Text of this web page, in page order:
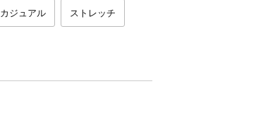
カジュアル ストレッチ